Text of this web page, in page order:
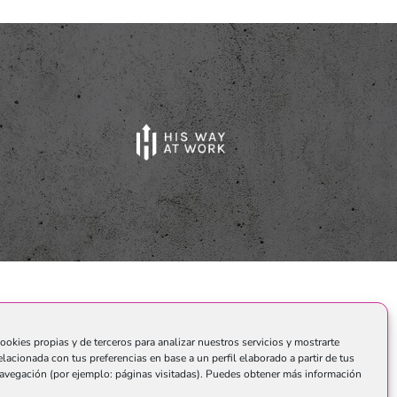
propias y de terceros para analizar nuestros servicios y mostrarte
con tus preferencias en base a un perfil elaborado a partir de tus
(por ejemplo: páginas visitadas). Puedes obtener más información